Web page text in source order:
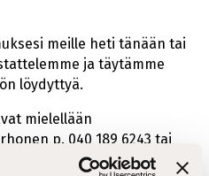
meille heti tänään tai
ja täytämme
löydyttyä.
mielellään
p. 040 189 6243 tai